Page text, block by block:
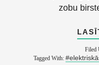
zobu
Filed
Tagged With: